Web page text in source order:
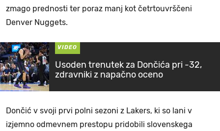
zmago prednosti ter poraz manj kot četrtouvrščeni
Denver Nuggets.
VIDEO
Usoden trenutek za Dončića pri -32,
zdravniki z napačno oceno
Dončić v svoji prvi polni sezoni z Lakers, ki so lani v
izjemno odmevnem prestopu pridobili slovenskega